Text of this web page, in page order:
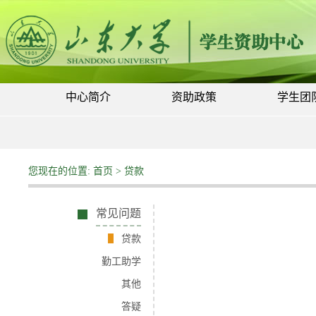
中心简介 资助政策 学生团
您现在的位置: 首页 > 贷款
常见问题
贷款
勤工助学
其他
答疑